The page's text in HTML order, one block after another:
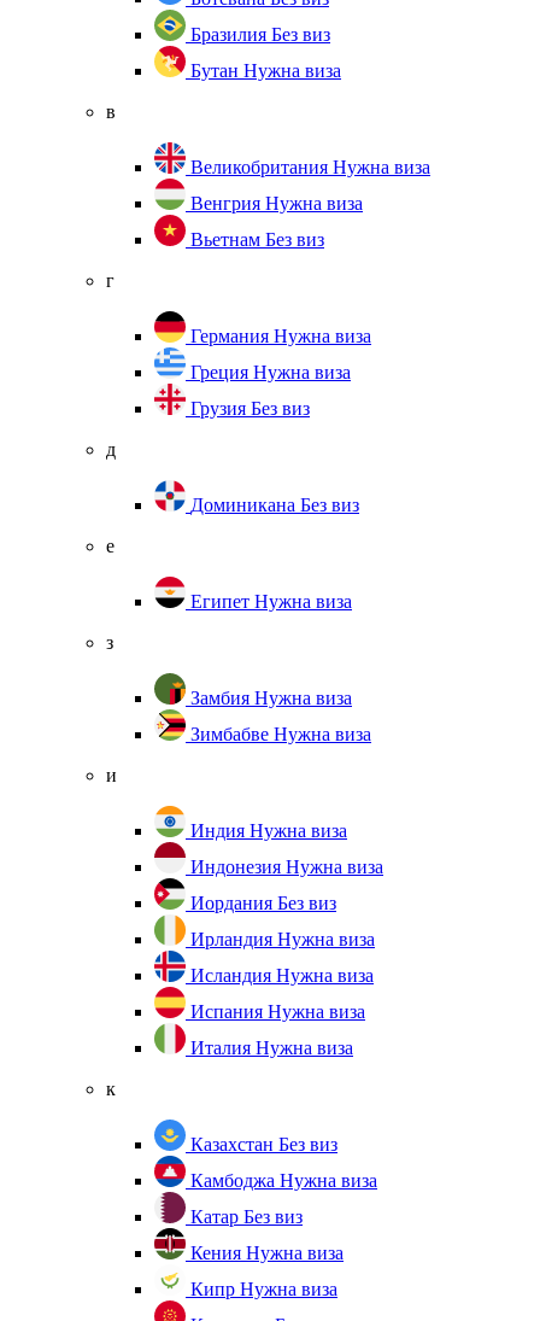
Бразилия Без виз
Бутан Нужна виза
в
Великобритания Нужна виза
Венгрия Нужна виза
Вьетнам Без виз
г
Германия Нужна виза
Греция Нужна виза
Грузия Без виз
д
Доминикана Без виз
е
Египет Нужна виза
з
Замбия Нужна виза
Зимбабве Нужна виза
и
Индия Нужна виза
Индонезия Нужна виза
Иордания Без виз
Ирландия Нужна виза
Исландия Нужна виза
Испания Нужна виза
Италия Нужна виза
к
Казахстан Без виз
Камбоджа Нужна виза
Катар Без виз
Кения Нужна виза
Кипр Нужна виза